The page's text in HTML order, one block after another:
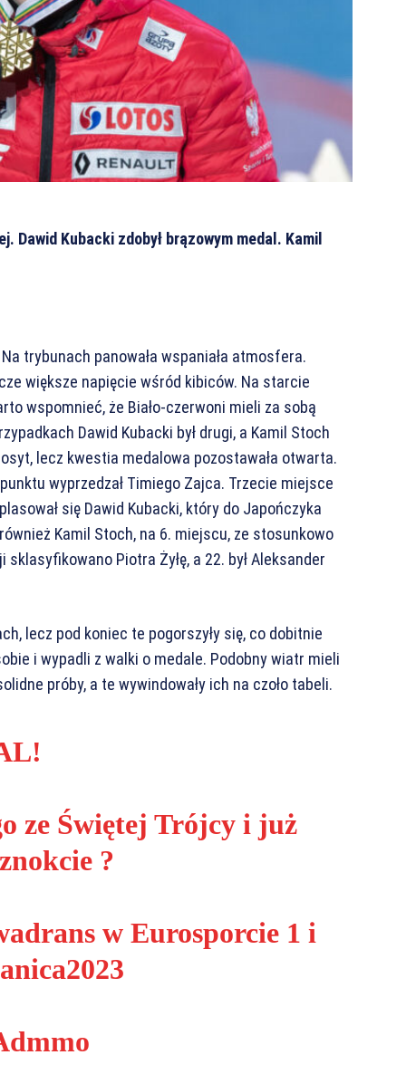
Kubacki zdobył brązowym medal. Kamil
trybunach panowała wspaniała atmosfera.
większe napięcie wśród kibiców. Na starcie
wspomnieć, że Biało-czerwoni mieli za sobą
Dawid Kubacki był drugi, a Kamil Stoch
lecz kwestia medalowa pozostawała otwarta.
wyprzedzał Timiego Zajca. Trzecie miejsce
się Dawid Kubacki, który do Japończyka
Kamil Stoch, na 6. miejscu, ze stosunkowo
Piotra Żyłę, a 22. był Aleksander
lecz pod koniec te pogorszyły się, co dobitnie
i wypadli z walki o medale. Podobny wiatr mieli
próby, a te wywindowały ich na czoło tabeli.
ze Świętej Trójcy i już
?
w Eurosporcie 1 i